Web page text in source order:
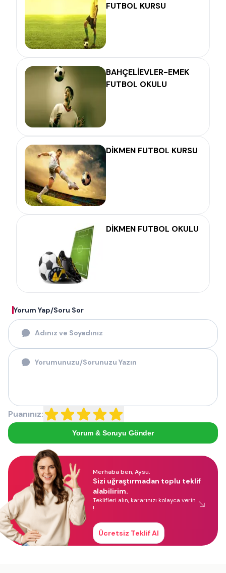
FUTBOL KURSU
BAHÇELİEVLER-EMEK
FUTBOL OKULU
DİKMEN FUTBOL KURSU
DİKMEN FUTBOL OKULU
Yorum Yap/Soru Sor
Puanınız:
Yorum & Soruyu Gönder
Merhaba ben, Aysu.
Sizi uğraştırmadan toplu teklif
alabilirim.
Teklifleri alın, kararınızı kolayca verin
!
Ücretsiz Teklif Al